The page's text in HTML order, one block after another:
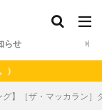
らせ
グ】［ザ・マッカラン